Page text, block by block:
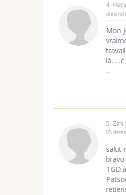
4.
Mon
...
5. Zini
05
salut